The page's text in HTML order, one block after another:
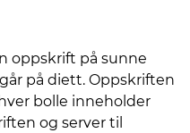
oppskrift på sunne
på diett. Oppskriften
bolle inneholder
og server til